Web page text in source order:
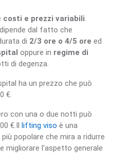
costi e prezzi variabili.
dal fatto che
di 2/3 ore o 4/5 ore ed
oppure in regime di
di degenza.
ha un prezzo che può
€.
con una o due notti può
€.Il
lifting viso è una
popolare che mira a ridurre
migliorare l'aspetto generale